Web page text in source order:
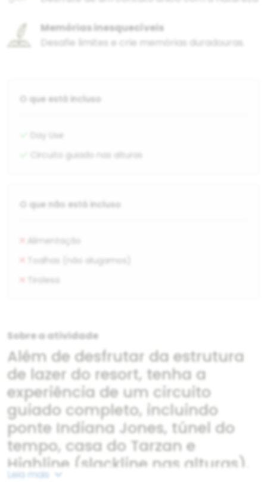
Memórias inesquecíveis
Desafie limites e crie memórias duradouras.
O que está incluso
Day Use
Circuito guiado nas alturas
O que não está incluso
Alimentação
Toalhas (não alugamos)
Tirolesa
Sobre a atividade
Além de desfrutar da estrutura
de lazer do resort, tenha a
experiência de um circuito
guiado completo, incluindo
ponte Indiana Jones, túnel do
tempo, casa do Tarzan e
Highline (slackline nas alturas).
Leia mais